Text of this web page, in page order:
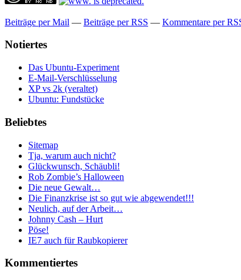
Beiträge per Mail — Beiträge per RSS — Kommentare per
Notiertes
Das Ubuntu-Experiment
E-Mail-Verschlüsselung
XP vs 2k (veraltet)
Ubuntu: Fundstücke
Beliebtes
Sitemap
Tja, warum auch nicht?
Glückwunsch, Schäubli!
Rob Zombie’s Halloween
Die neue Gewalt…
Die Finanzkrise ist so gut wie abgewendet!!!
Neulich, auf der Arbeit…
Johnny Cash – Hurt
Pöse!
IE7 auch für Raubkopierer
Kommentiertes